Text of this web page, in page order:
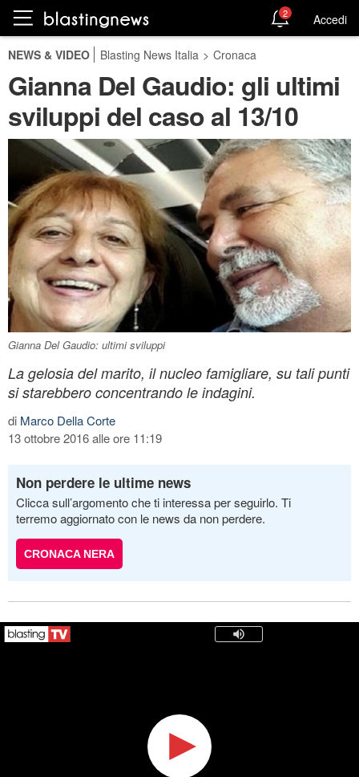
2 Accedi
NEWS & VIDEO Blasting News Italia > Cronaca
Gianna Del Gaudio: gli ultimi
sviluppi del caso al 13/10
Gianna Del Gaudio: ultimi sviluppi
La gelosia del marito, il nucleo famigliare, su tali punti
si starebbero concentrando le indagini.
di Marco Della Corte
13 ottobre 2016 alle ore 11:19
Non perdere le ultime news
Clicca sull’argomento che ti interessa per seguirlo. Ti
terremo aggiornato con le news da non perdere.
CRONACA NERA